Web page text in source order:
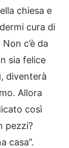
chiesa e
cura di
c’è da
sia felice
diventerà
Allora
così
pezzi?
casa”.